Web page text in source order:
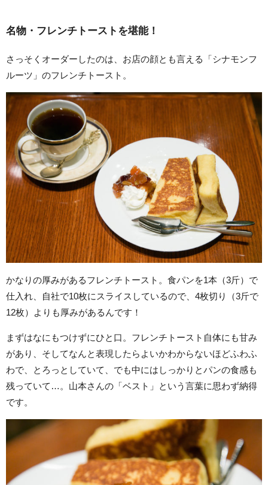
名物・フレンチトーストを堪能！
さっそくオーダーしたのは、お店の顔とも言える「シナモンフ
ルーツ」のフレンチトースト。
かなりの厚みがあるフレンチトースト。食パンを1本（3斤）で
仕入れ、自社で10枚にスライスしているので、4枚切り（3斤で
12枚）よりも厚みがあるんです！
まずはなにもつけずにひと口。フレンチトースト自体にも甘み
があり、そしてなんと表現したらよいかわからないほどふわふ
わで、とろっとしていて、でも中にはしっかりとパンの食感も
残っていて…。山本さんの「ベスト」という言葉に思わず納得
です。